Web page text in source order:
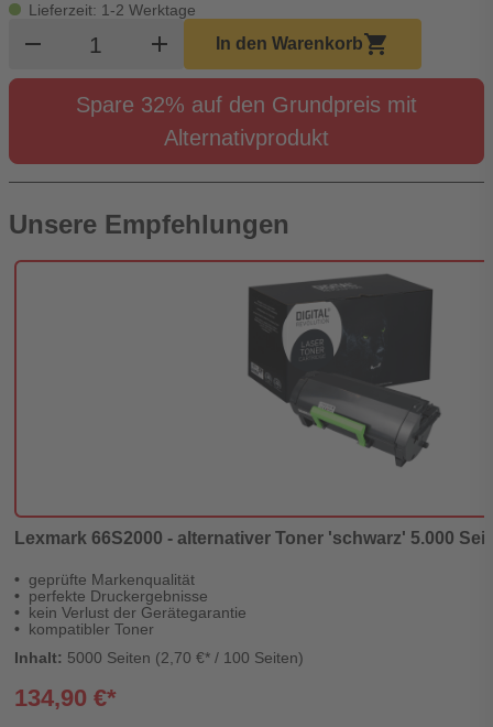
Lieferzeit: 1-2 Werktage
remove Produkt Warenkorb Menge
add In den Warenkorbshopping_cart
Spare 32% auf den Grundpreis mit
Alternativprodukt
Unsere Empfehlungen
Lexmark 66S2000 - alternativer Toner 'schwarz' 5.000
geprüfte Markenqualität
perfekte Druckergebnisse
kein Verlust der Gerätegarantie
kompatibler Toner
Inhalt: 5000 Seiten (2,70 €* / 100 Seiten)
134,90 €*